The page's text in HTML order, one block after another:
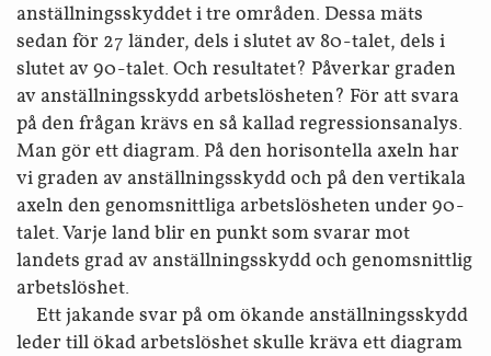
anställnings­skyddet i tre områden. Dessa mäts
sedan för 27 länder, dels i slutet av 80-talet, dels i
slutet av 90-talet. Och resultatet? Påverkar graden
av anställnings­skydd arbetslösheten? För att svara
på den frågan krävs en så kallad regressions­analys.
Man gör ett diagram. På den horisontella axeln har
vi graden av anställnings­skydd och på den vertikala
axeln den genomsnittliga arbets­lösheten under 90-
talet. Varje land blir en punkt som svarar mot
landets grad av anställnings­skydd och genom­snittlig
arbetslöshet.
Ett jakande svar på om ökande anställnings­skydd
leder till ökad arbets­löshet skulle kräva ett diagram